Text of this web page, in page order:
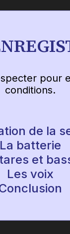
pour
conditions.
de la
La batterie
et
Les voix